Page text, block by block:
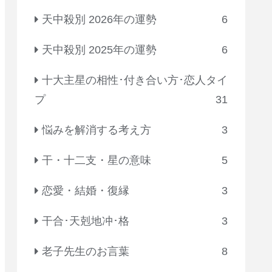
天中殺別 2026年の運勢 6
天中殺別 2025年の運勢 6
十大主星の相性･付き合い方･恋人タイ
プ
31
悩みを解消する考え方 3
干・十二支・星の意味 5
恋愛・結婚・復縁 3
干合･天剋地冲･格 3
老子先生のお言葉 8